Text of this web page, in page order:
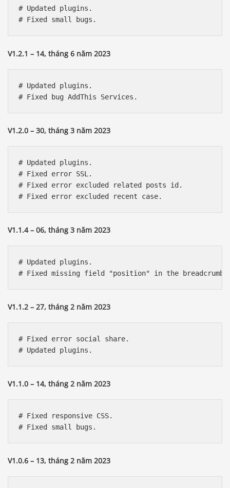
# Updated plugins.
V1.2.1 – 14, tháng 6 năm 2023
# Updated plugins.
V1.2.0 – 30, tháng 3 năm 2023
# Updated plugins.
# Fixed error SSL.
# Fixed error excluded related posts id.
V1.1.4 – 06, tháng 3 năm 2023
# Updated plugins.
V1.1.2 – 27, tháng 2 năm 2023
# Fixed error social share.
V1.1.0 – 14, tháng 2 năm 2023
# Fixed responsive CSS.
V1.0.6 – 13, tháng 2 năm 2023